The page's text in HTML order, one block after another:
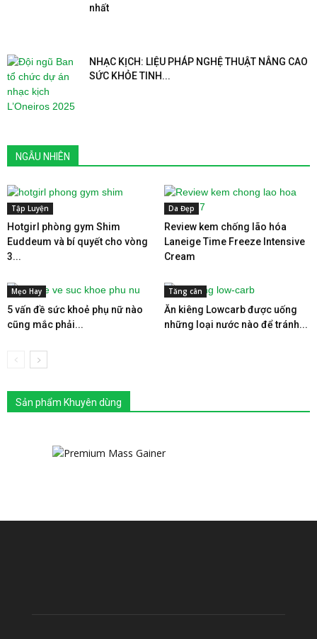
nhất
NHẠC KỊCH: LIỆU PHÁP NGHỆ THUẬT NÂNG CAO
SỨC KHỎE TINH...
NGẪU NHIÊN
Tập Luyện
Hotgirl phòng gym Shim
Euddeum và bí quyết cho vòng
3...
Da Đẹp
Review kem chống lão hóa
Laneige Time Freeze Intensive
Cream
Mẹo Hay
5 vấn đề sức khoẻ phụ nữ nào
cũng mắc phải...
Tăng cân
Ăn kiêng Lowcarb được uống
những loại nước nào để tránh...
Sản phẩm Khuyên dùng